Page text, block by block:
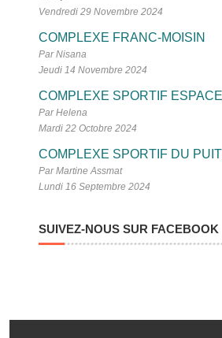
Vendredi 29 Novembre 2024
COMPLEXE FRANC-MOISIN
Par Nisana
Jeudi 14 Novembre 2024
COMPLEXE SPORTIF
Par Helena
Mardi 22 Octobre 2024
COMPLEXE SPORTIF DU
Par Martine Assmat
Lundi 16 Septembre 2024
SUIVEZ-NOUS SUR FACEBOOK